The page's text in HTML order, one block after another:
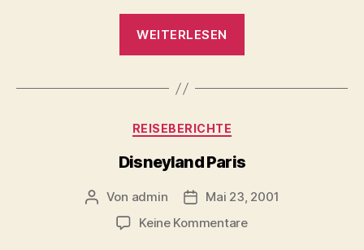
WEITERLESEN
nach
Kategorien
REISEBERICHTE
Disneyland Paris
Beitragsautor
Von admin Beitragsdatum
Mai 23, 2001
Keine Kommentarezu